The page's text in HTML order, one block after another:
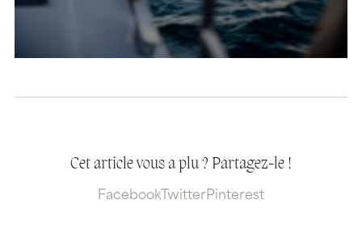
Cet article vous a plu ? Partagez-le !
Facebook TwitterPinterest